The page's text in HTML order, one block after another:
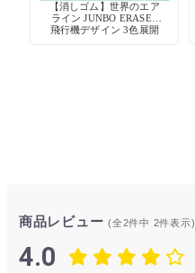
【消しゴム】世界のエア
ライン JUNBO ERASER
飛行機デザイン 3色展開
商品レビュー(全2件中 2件表示)
4.0